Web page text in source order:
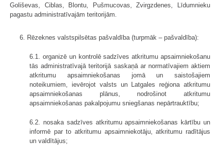
Goliševas, Ciblas, Blontu, Pušmucovas, Zvirgzdenes, Līdumnieku
pagastu administratīvajām teritorijām.
6. Rēzeknes valstspilsētas pašvaldība (turpmāk – pašvaldība):
6.1. organizē un kontrolē sadzīves atkritumu apsaimniekošanu
tās administratīvajā teritorijā saskaņā ar normatīvajiem aktiem
atkritumu apsaimniekošanas jomā un saistošajiem
noteikumiem, ievērojot valsts un Latgales reģiona atkritumu
apsaimniekošanas plānus, nodrošinot atkritumu
apsaimniekošanas pakalpojumu sniegšanas nepārtrauktību;
6.2. nosaka sadzīves atkritumu apsaimniekošanas kārtību un
informē par to atkritumu apsaimniekotāju, atkritumu radītājus
un valdītājus;